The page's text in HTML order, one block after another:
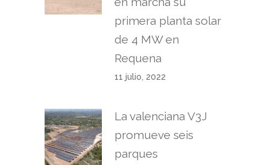
primera planta solar
de 4 MW en
Requena
11 julio, 2022
La valenciana V3J
promueve seis
parques